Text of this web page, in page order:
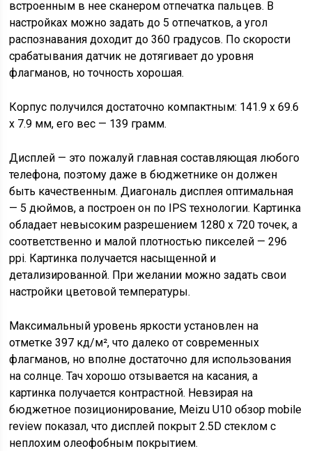
встроенным в нее сканером отпечатка пальцев. В
настройках можно задать до 5 отпечатков, а угол
распознавания доходит до 360 градусов. По скорости
срабатывания датчик не дотягивает до уровня
флагманов, но точность хорошая.
Корпус получился достаточно компактным: 141.9 x 69.6
x 7.9 мм, его вес — 139 грамм.
Дисплей — это пожалуй главная составляющая любого
телефона, поэтому даже в бюджетнике он должен
быть качественным. Диагональ дисплея оптимальная
— 5 дюймов, а построен он по IPS технологии. Картинка
обладает невысоким разрешением 1280 x 720 точек, а
соответственно и малой плотностью пикселей — 296
ppi. Картинка получается насыщенной и
детализированной. При желании можно задать свои
настройки цветовой температуры.
Максимальный уровень яркости установлен на
отметке 397 кд/м², что далеко от современных
флагманов, но вполне достаточно для использования
на солнце. Тач хорошо отзывается на касания, а
картинка получается контрастной. Невзирая на
бюджетное позиционирование, Meizu U10 обзор mobile
review показал, что дисплей покрыт 2.5D стеклом с
неплохим олеофобным покрытием.